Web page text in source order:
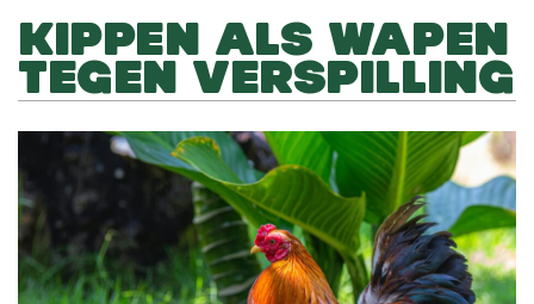
KIPPEN ALS WAPEN
TEGEN VERSPILLING